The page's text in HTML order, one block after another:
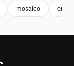
mosaico